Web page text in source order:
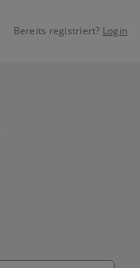
Bereits registriert? Login